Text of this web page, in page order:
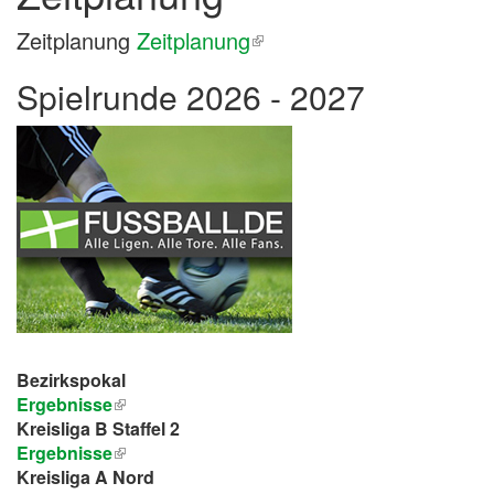
Zeitplanung Zeitplanung
Spielrunde 2026 - 2027
Bezirkspokal
Ergebnisse
Kreisliga B Staffel 2
Ergebnisse
Kreisliga A Nord